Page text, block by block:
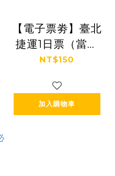
【電子票劵】臺北
捷運1日票（當天
23:59失效）Ⓕ
NT$150
加入購物車